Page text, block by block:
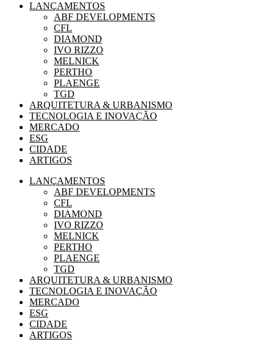
LANÇAMENTOS
ABF DEVELOPMENTS
CFL
DIAMOND
IVO RIZZO
MELNICK
PERTHO
PLAENGE
TGD
ARQUITETURA & URBANISMO
TECNOLOGIA E INOVAÇÃO
MERCADO
ESG
CIDADE
ARTIGOS
LANÇAMENTOS
ABF DEVELOPMENTS
CFL
DIAMOND
IVO RIZZO
MELNICK
PERTHO
PLAENGE
TGD
ARQUITETURA & URBANISMO
TECNOLOGIA E INOVAÇÃO
MERCADO
ESG
CIDADE
ARTIGOS